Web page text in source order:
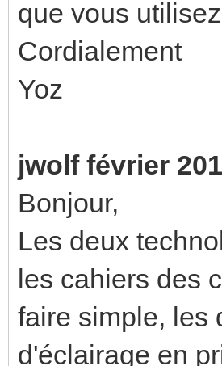
que vous
Cordialement
Yoz
jwolf février
Bonjour,
Les deux
les cahiers des
faire simple, les
d'éclairage en